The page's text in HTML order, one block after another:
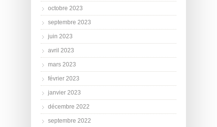
octobre 2023
septembre 2023
juin 2023
avril 2023
mars 2023
février 2023
janvier 2023
décembre 2022
septembre 2022